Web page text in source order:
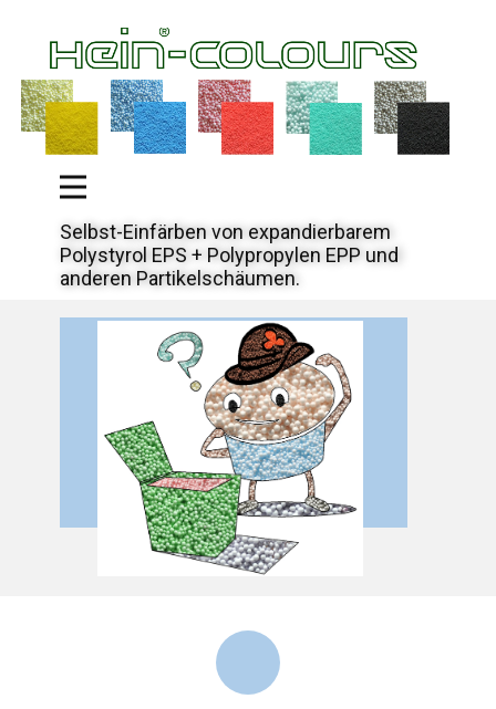
Selbst-Einfärben von expandierbarem
Polystyrol EPS + Polypropylen EPP und
anderen Partikelschäumen.